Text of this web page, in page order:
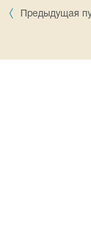
Предыдущая